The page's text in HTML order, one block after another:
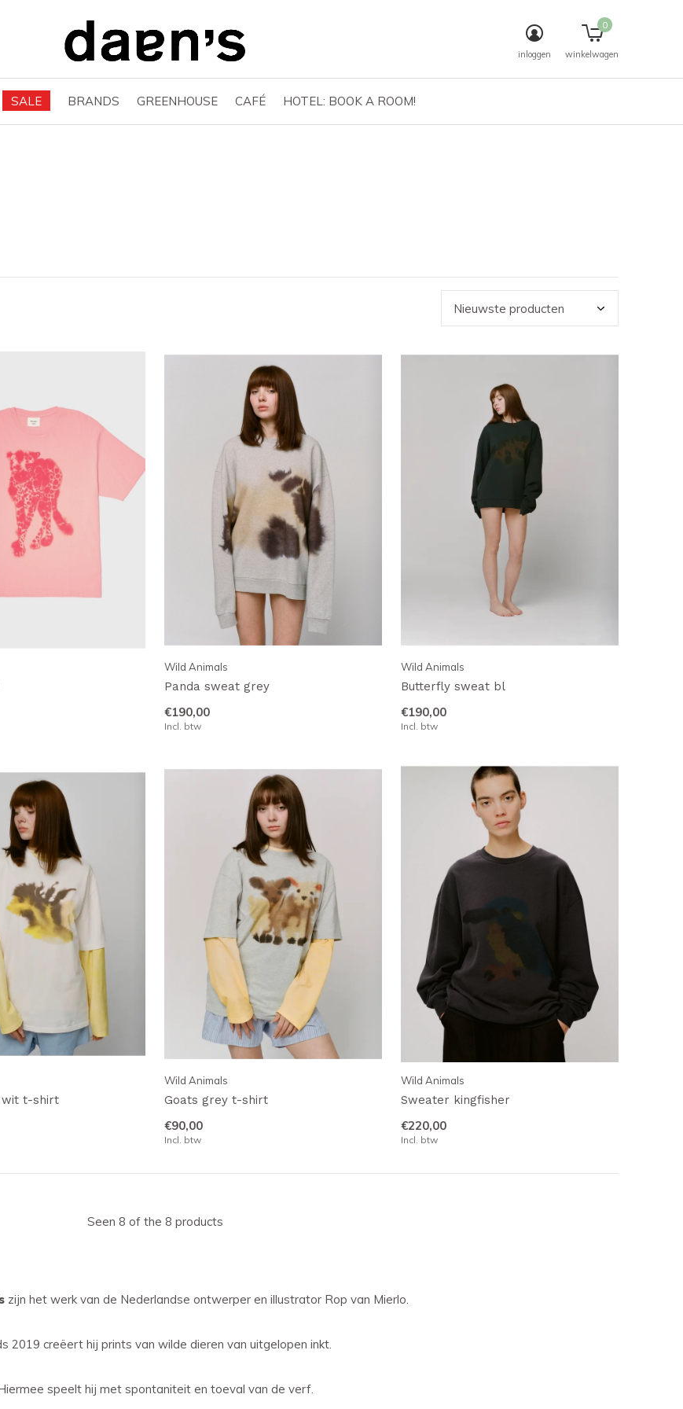
SALE BRANDS GREENHOUSE CAFÉ HOTEL: BOOK A ROOM!
inloggen winkelwagen
0
Wild Animals
Panda sweat grey
€190,00
Incl. btw
Wild Animals
Butterfly sweat bl
€190,00
Incl. btw
wit t-shirt
Wild Animals
Goats grey t-shirt
€90,00
Incl. btw
Wild Animals
Sweater kingfisher
€220,00
Incl. btw
Seen 8 of the 8 products
zijn het werk van de Nederlandse ontwerper en illustrator Rop van Mierlo.
2019 creëert hij prints van wilde dieren van uitgelopen inkt.
speelt hij met spontaniteit en toeval van de verf.